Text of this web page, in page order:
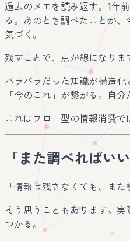
過去のメモを読み返す。1年
る。あのとき調べたことが
気づく。
残すことで、点が線になりま
バラバラだった知識が構造化
「今のこれ」が繋がる。自
これはフロー型の情報消費で
「また調べればい
「情報は残さなくても、また
そう思うこともあります。
つかる。